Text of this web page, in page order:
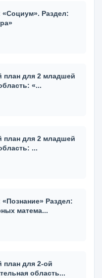
«Социум». Раздел:
план для 2 младшей
«...
план для 2 младшей
...
Раздел:
матема...
план для 2-ой
область...